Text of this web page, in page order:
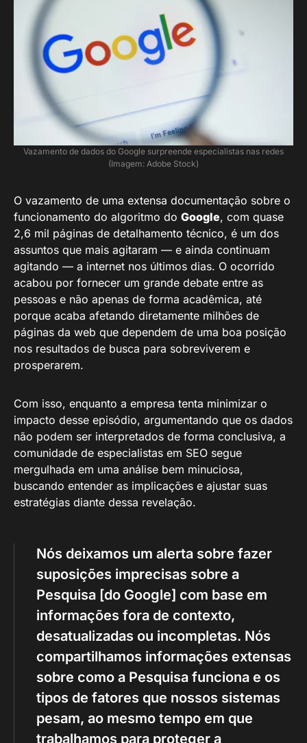
Vazamento de dados do Google surpreende especialistas nas redes
(Imagem: Adobe Stock)
O vazamento de uma extensa documentação sobre o
funcionamento do algoritmo do Google, com quase
2,6 mil páginas de detalhamento técnico, é um dos
assuntos que mais agitaram — e ainda continuam
agitando — a internet nos últimos dias. O ocorrido
acabou por fornecer um grande debate entre as
pessoas e não apenas de forma acadêmica, até
porque acaba afetando diretamente milhões de
páginas da web que dependem de uma boa posição
nos resultados de busca para sobreviverem e
prosperarem.
Com isso, enquanto a empresa tenta minimizar o
impacto desse episódio, argumentando que os dados
não podem ser interpretados de forma conclusiva, a
comunidade de especialistas em SEO segue
mergulhada em uma análise bem minuciosa,
buscando entender as implicações e ajustar suas
estratégias diante dessa revelação.
Nós deixamos um alerta sobre fazer
suposições imprecisas sobre a
Pesquisa [do Google] com base em
informações fora de contexto,
desatualizadas ou incompletas. Nós
compartilhamos informações extensas
sobre como a Pesquisa funciona e os
tipos de fatores que nossos sistemas
pesam, ao mesmo tempo em que
trabalhamos para proteger a